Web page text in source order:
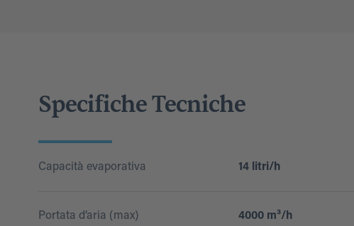
Specifiche Tecniche
Capacità evaporativa 14 litri/h
Portata d’aria (max) 4000 m³/h